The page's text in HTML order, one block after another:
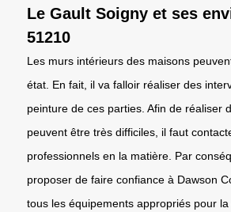
Le Gault Soigny et ses
51210
Les murs intérieurs des maisons
état. En fait, il va falloir réaliser des
peinture de ces parties. Afin de réaliser
peuvent être très difficiles, il faut
professionnels en la matière. Par
proposer de faire confiance à Dawson
tous les équipements appropriés pour